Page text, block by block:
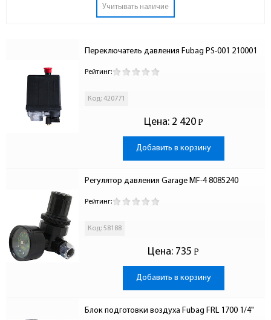
Учитывать наличие
Переключатель давления Fubag PS-001 210001
Рейтинг:
Код: 420771
Цена: 2 420 Р
-
Добавить в корзину
Регулятор давления Garage MF-4 8085240
Рейтинг:
Код: 58188
Цена: 735 Р
-
Добавить в корзину
Блок подготовки воздуха Fubag FRL 1700 1/4"